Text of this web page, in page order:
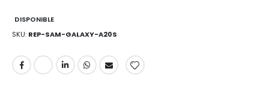
DISPONIBLE
SKU REP-SAM-GALAXY-A20S